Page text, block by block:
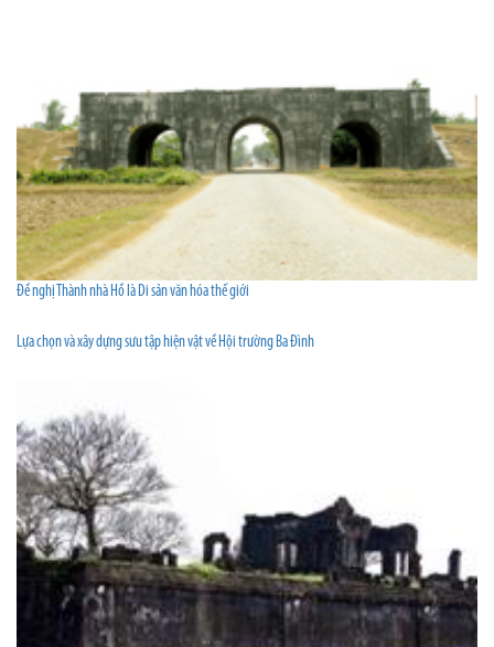
Đề nghị Thành nhà Hồ là Di sản văn hóa thế giới
Lựa chọn và xây dựng sưu tập hiện vật về Hội trường Ba Ðình